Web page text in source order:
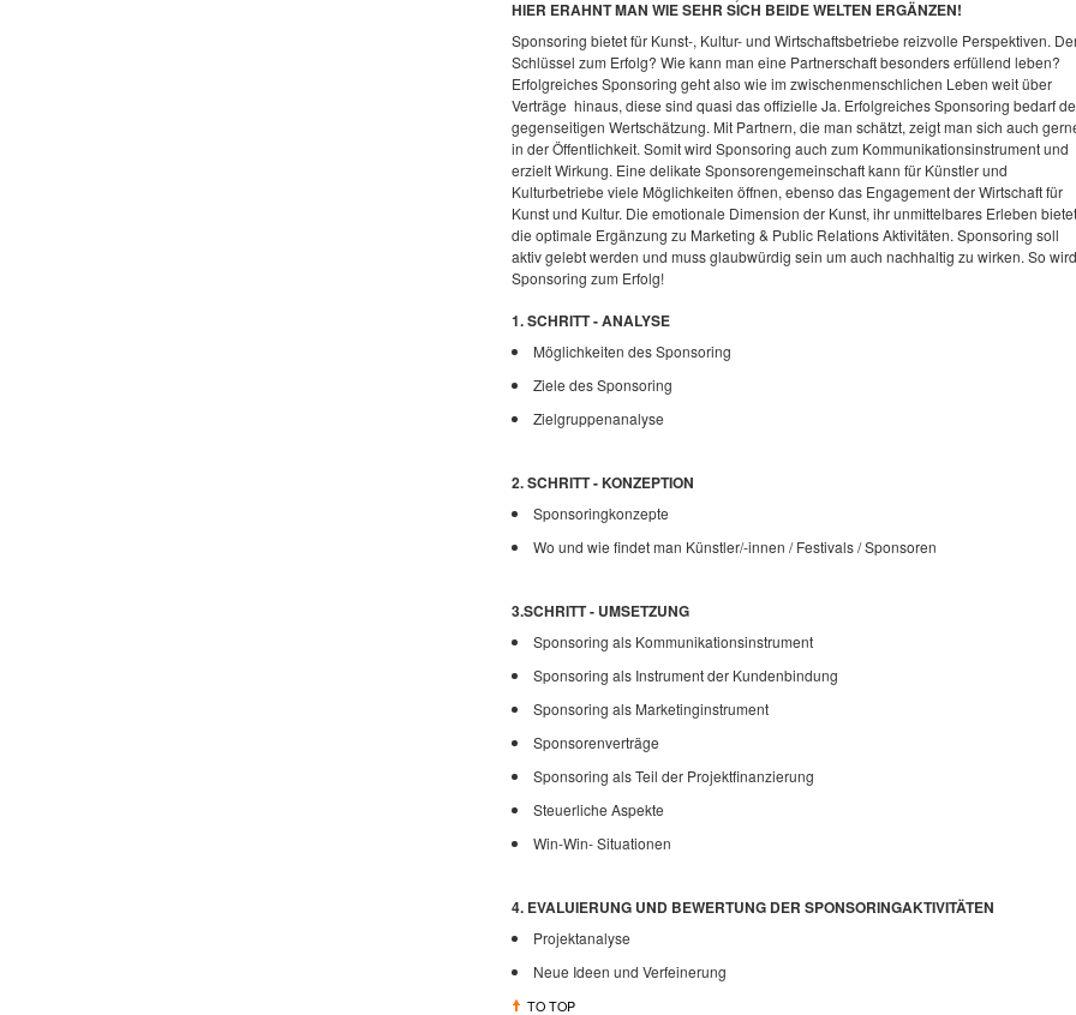
HIER ERAHNT MAN WIE SEHR SICH BEIDE WELTEN ERGÄNZEN!
Sponsoring bietet für Kunst-, Kultur- und Wirtschaftsbetriebe reizvolle Perspektiven.
Schlüssel zum Erfolg? Wie kann man eine Partnerschaft besonders erfüllend leben?
Erfolgreiches Sponsoring geht also wie im zwischenmenschlichen Leben weit über
Verträge hinaus, diese sind quasi das offizielle Ja. Erfolgreiches Sponsoring bedarf
gegenseitigen Wertschätzung. Mit Partnern, die man schätzt, zeigt man sich auch
in der Öffentlichkeit. Somit wird Sponsoring auch zum Kommunikationsinstrument und
erzielt Wirkung. Eine delikate Sponsorengemeinschaft kann für Künstler und
Kulturbetriebe viele Möglichkeiten öffnen, ebenso das Engagement der Wirtschaft für
Kunst und Kultur. Die emotionale Dimension der Kunst, ihr unmittelbares Erleben bietet
die optimale Ergänzung zu Marketing & Public Relations Aktivitäten. Sponsoring soll
aktiv gelebt werden und muss glaubwürdig sein um auch nachhaltig zu wirken. So wird
Sponsoring zum Erfolg!
1. SCHRITT - ANALYSE
Möglichkeiten des Sponsoring
Ziele des Sponsoring
Zielgruppenanalyse
2. SCHRITT - KONZEPTION
Sponsoringkonzepte
Wo und wie findet man Künstler/-innen / Festivals / Sponsoren
3.SCHRITT - UMSETZUNG
Sponsoring als Kommunikationsinstrument
Sponsoring als Instrument der Kundenbindung
Sponsoring als Marketinginstrument
Sponsorenverträge
Sponsoring als Teil der Projektfinanzierung
Steuerliche Aspekte
Win-Win- Situationen
4. EVALUIERUNG UND BEWERTUNG DER SPONSORINGAKTIVITÄTEN
Projektanalyse
Neue Ideen und Verfeinerung
TO TOP